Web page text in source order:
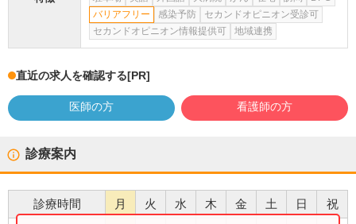
バリアフリー
感染予防
セカンドオピニオン受診可
セカンドオピニオン情報提供可
地域連携
直近の求人を確認する[PR]
医師の方 看護師の方
診療案内
診療時間 月 火 水 木 金 土 日 祝